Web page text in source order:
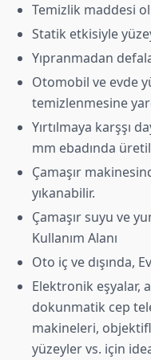
Temizlik maddesi
Statik etkisiyle
Yıpranmadan
Otomobil ve evde
temizlenmesine
Yırtılmaya karşşı
mm ebadında
Çamaşır
yıkanabilir.
Çamaşır suyu ve
Kullanım Alanı
Oto iç ve dışında,
Elektronik eşyalar,
dokunmatik cep
makineleri,
yüzeyler vs. için